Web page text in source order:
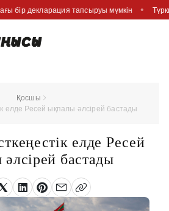
бір декларация тапсыруы мүмкін
Қосшы
елде Ресей ықпалы әлсірей бастады
елде Ресей
бастады